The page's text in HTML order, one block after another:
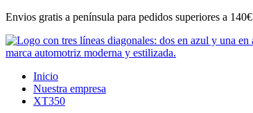
Ir
contenido
Envios gratis a península para pedidos superiores a 140€
Inicio
Nuestra empresa
XT350